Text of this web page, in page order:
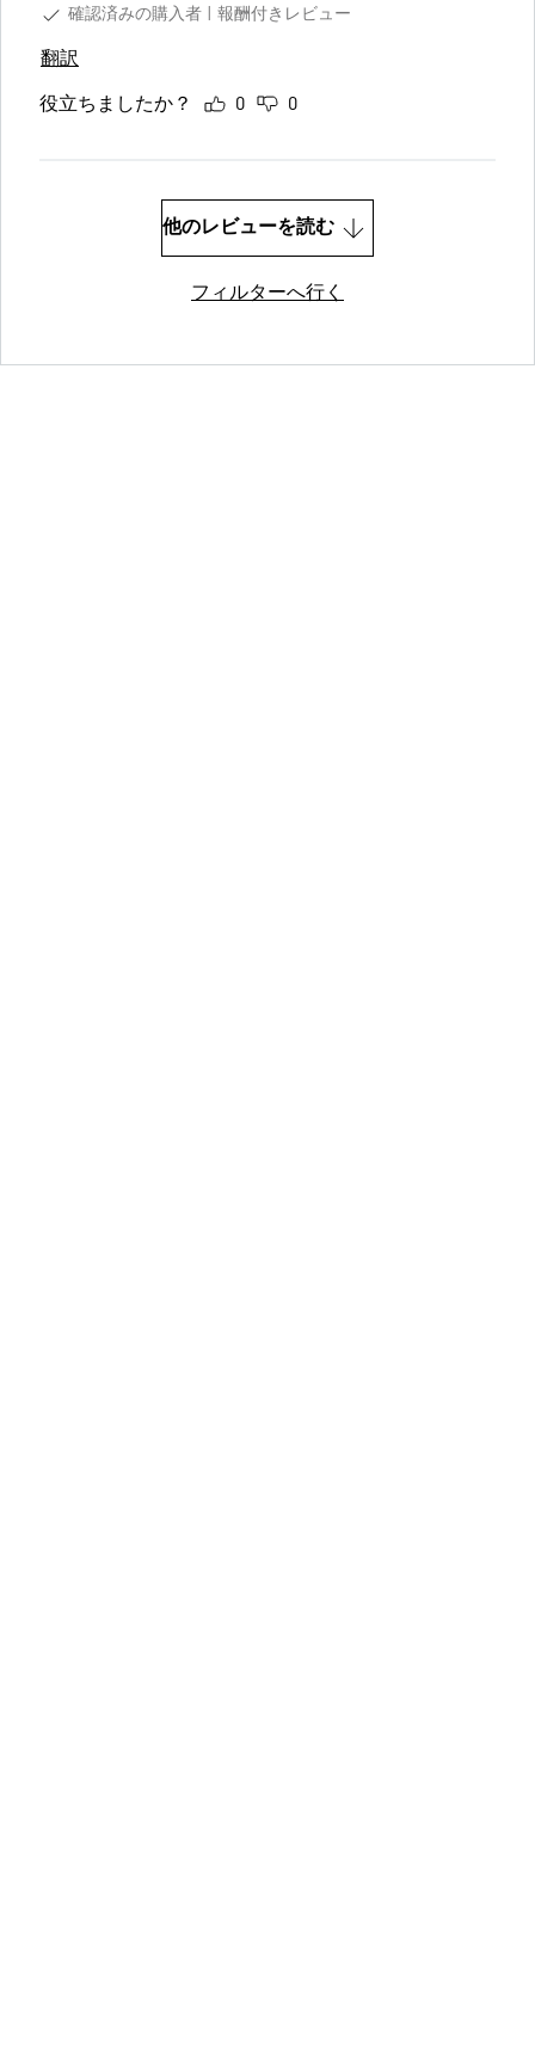
確認済みの購入者
報酬付きレビュー
翻訳
役立ちましたか？ 0 0
他のレビューを読む
フィルターへ行く